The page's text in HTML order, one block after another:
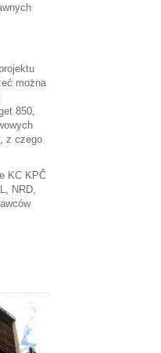
można
850,
z czego
KC KPČ
NRD,